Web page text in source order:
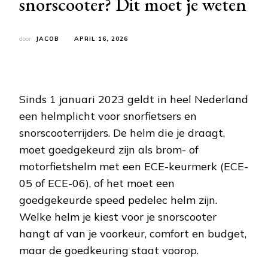
door JACOB APRIL 16, 2026
Sinds 1 januari 2023 geldt in heel Nederland
een helmplicht voor snorfietsers en
snorscooterrijders. De helm die je draagt,
moet goedgekeurd zijn als brom- of
motorfietshelm met een ECE-keurmerk (ECE-
05 of ECE-06), of het moet een
goedgekeurde speed pedelec helm zijn.
Welke helm je kiest voor je snorscooter
hangt af van je voorkeur, comfort en budget,
maar de goedkeuring staat voorop.